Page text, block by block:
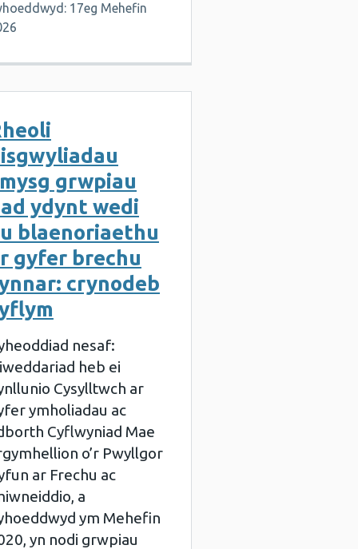
17eg Mehefin
grwpiau
ydynt wedi
blaenoriaethu
gyfer brechu
crynodeb
nesaf:
heb ei
Cysylltwch ar
ymholiadau ac
Cyflwyniad Mae
o’r Pwyllgor
ar Frechu ac
a
ym Mehefin
yn nodi grwpiau